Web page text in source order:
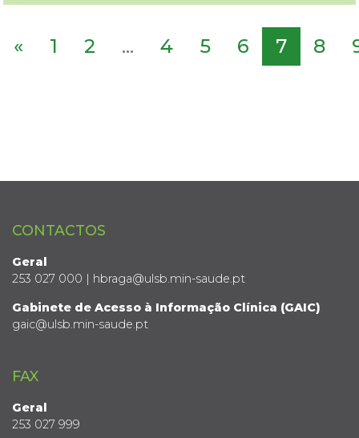
« 1 2 ... 4 5 6 7 8
CONTACTOS
Geral
253 027 000 | hbraga@ulsb.min-saude.pt
Gabinete de Acesso à Informação Clínica (GAIC)
gaic@ulsb.min-saude.pt
FAX
Geral
253 027 999